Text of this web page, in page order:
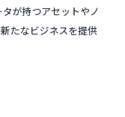
が持つアセットやノ
たなビジネスを提供